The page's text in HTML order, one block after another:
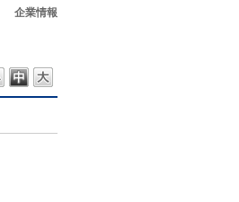
企業情報